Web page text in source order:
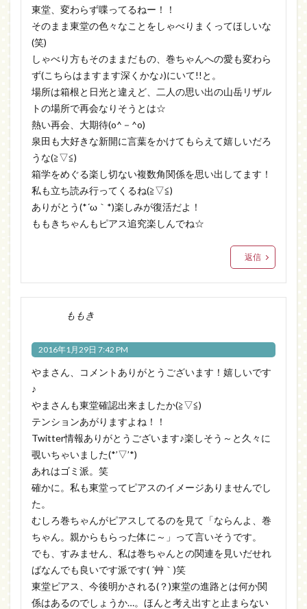
東堂、変わらず喋ってるねー！！
そのまま東堂の色々なことをしゃべりまくってほしいな
(笑)
しゃべり方もそのままだもの、巻ちゃんへの愛も変わら
ず(こちらはますます深くかな♪)にいて!!と。
場所は箱根と日光と違えど、二人の思い出の山岳リザル
トの場所で再会なりそうとは☆
熱い再会、大期待(o^－^o)
泉田も大好きな新開に言葉をかけてもらえて嬉しいだろ
うな(≧▽≦)
箱学をめぐる楽し切ない複数角関係を思い出してます！
私も立ち読み行ってくるね(≧▽≦)
ありがとう(*´ω｀*)楽しみが復活だよ！
ももきちゃんもピアス追究楽しんでね☆
返信
ももき
2016年1月29日 7:42 PM
やまさん、コメントありがとうございます！嬉しいです
♪
やまさんも東堂確認出来ましたか(≧▽≦)
テンションあがりますよね！！
Twitter情報ありがとうございます♪楽しそう～と久々に
覗いちゃいました(*’▽’*)
あれはゴミ派。笑
確かに。私も東堂ってピアスのイメージありませんでし
た。
むしろ巻ちゃんがピアスしてるのを見て「ならんよ、巻
ちゃん。親からもらった体に～」って言いそうです。
でも、すみません、私は巻ちゃんとの関連を見いだせれ
ばなんでも良いです派です( ´艸｀)笑
東堂ピアス、今後明かされる(？)東堂の進路とは何か関
係はあるのでしょうか…。ほんと考え出すと止まらない